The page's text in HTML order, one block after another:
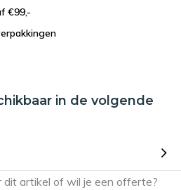
€99,-
in de volgende